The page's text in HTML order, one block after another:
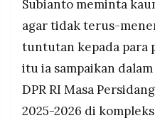
PT.
MEDIA
PRAMUDITA
yang berat.
Pemerintah
untuk melaporkan
menolak permintaan
bersifat permanen
Prabowo menegur
mempersulit dan
Subianto meminta
agar tidak terus-
tuntutan kepada para
itu ia sampaikan
DPR RI Masa
2025-2026 di